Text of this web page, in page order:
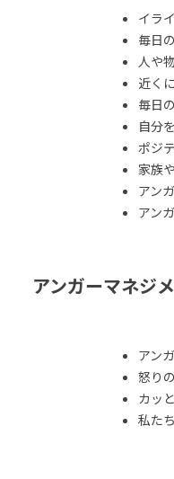
イラ
毎日
人や
近く
毎日
自分
ポジ
家族
アン
アン
アンガーマネジ
アン
怒り
カッ
私た